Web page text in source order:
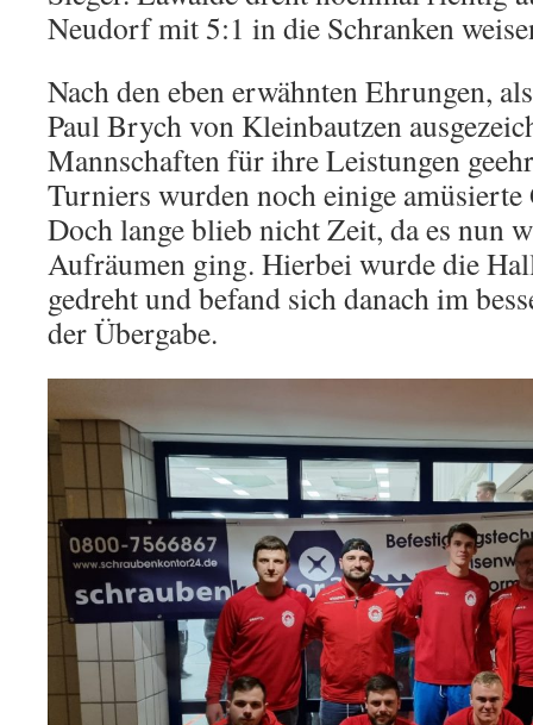
Neudorf mit 5:1 in die Schranken
Nach den eben erwähnten Ehrungen,
Paul Brych von Kleinbautzen
Mannschaften für ihre Leistungen
Turniers wurden noch einige amüsierte
Doch lange blieb nicht Zeit, da es nun
Aufräumen ging. Hierbei wurde die
gedreht und befand sich danach im
der Übergabe.